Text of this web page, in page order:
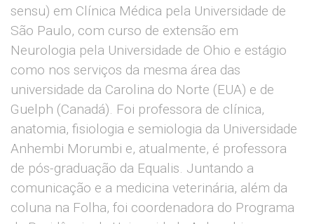
sensu) em Clínica Médica pela Universidade de
São Paulo, com curso de extensão em
Neurologia pela Universidade de Ohio e estágio
como nos serviços da mesma área das
universidade da Carolina do Norte (EUA) e de
Guelph (Canadá). Foi professora de clínica,
anatomia, fisiologia e semiologia da Universidade
Anhembi Morumbi e, atualmente, é professora
de pós-graduação da Equalis. Juntando a
comunicação e a medicina veterinária, além da
coluna na Folha, foi coordenadora do Programa